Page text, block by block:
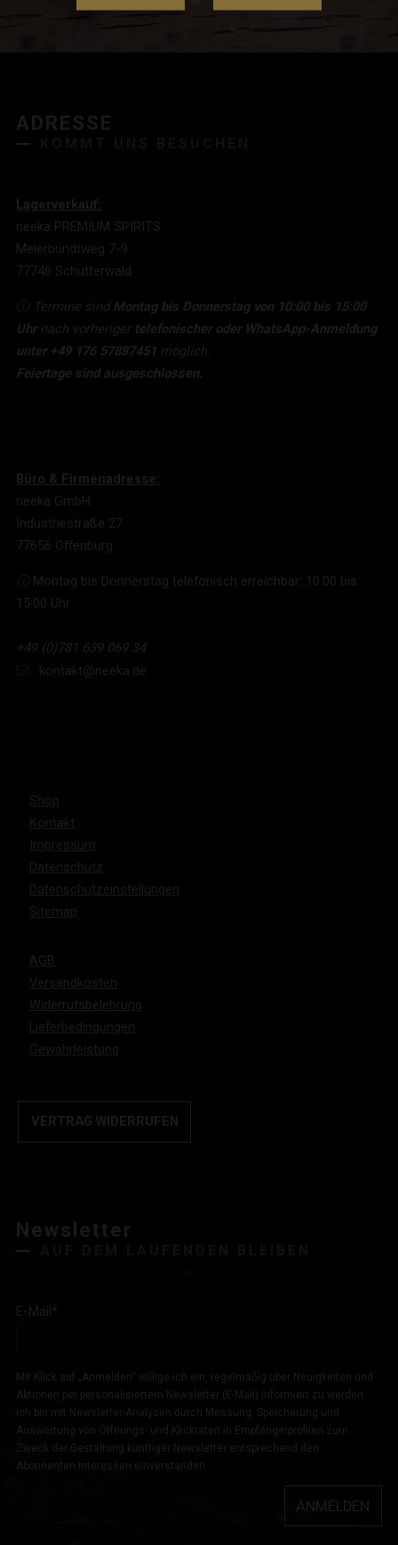
ADRESSE
Lagerverkauf:
neeka PREMIUM SPIRITS
Meierbündtweg 7-9
77746 Schutterwald
ⓘ Termine sind Montag bis Donnerstag von 10:00 bis 15:00
Uhrnach vorheriger telefonischer oder WhatsApp-Anmeldung
unter +49 176 57887451 möglich.
Feiertage sind ausgeschlossen.
Büro & Firmenadresse:
neeka GmbH
Industriestraße 27
77656 Offenburg
ⓘ Montag bis Donnerstag telefonisch erreichbar: 10:00 bis
15:00 Uhr
+49 (0)781 639 069 34
kontakt@neeka.de
Shop
Kontakt
Impressum
Datenschutz
Datenschutzeinstellungen
Sitemap
AGB
Versandkosten
Widerrufsbelehrung
Lieferbedingungen
Gewährleistung
VERTRAG WIDERRUFEN
Newsletter
E-Mail*
Mit Klick auf „Anmelden“ willige ich ein, regelmäßig über Neuigkeiten und
Aktionen per personalisiertem Newsletter (E-Mail) informiert zu werden.
Ich bin mit Newsletter-Analysen durch Messung, Speicherung und
Auswertung von Öffnungs- und Klickraten in Empfängerprofilen zum
Zweck der Gestaltung künftiger Newsletter entsprechend den
Abonnenten-Interessen einverstanden.
ANMELDEN